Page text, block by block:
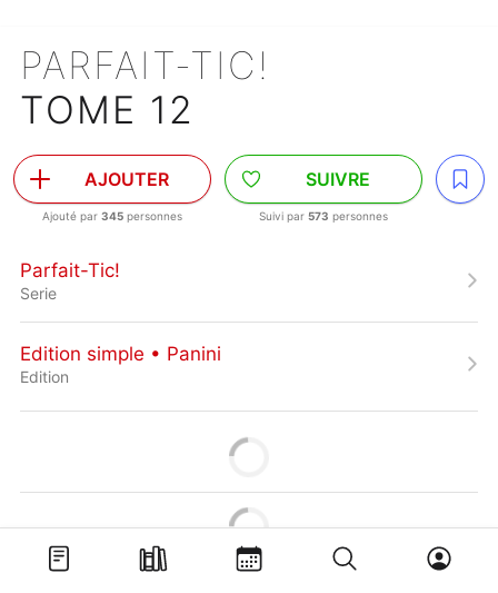
PARFAIT-TIC!
TOME 12
AJOUTER
Ajouté par 345 personnes
SUIVRE
Suivi par 573 personnes
Parfait-Tic!
Serie
Edition simple • Panini
Edition